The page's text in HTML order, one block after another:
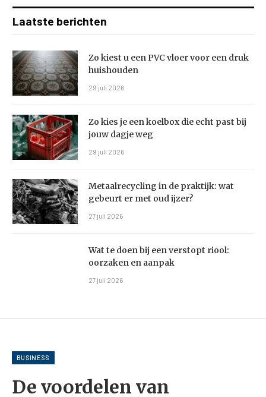
Laatste berichten
Zo kiest u een PVC vloer voor een druk
huishouden
29 juli 2026
Zo kies je een koelbox die echt past bij
jouw dagje weg
29 juli 2026
Metaalrecycling in de praktijk: wat
gebeurt er met oud ijzer?
27 juli 2026
Wat te doen bij een verstopt riool:
oorzaken en aanpak
27 juli 2026
BUSINESS
De voordelen van